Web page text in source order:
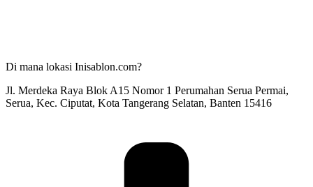
Di mana lokasi Inisablon.com?
Jl. Merdeka Raya Blok A15 Nomor 1 Perumahan Serua Permai,
Serua, Kec. Ciputat, Kota Tangerang Selatan, Banten 15416